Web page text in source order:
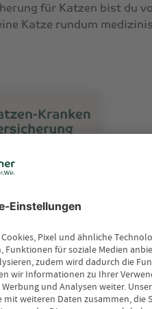
für Katzen bist du
Katze rundum